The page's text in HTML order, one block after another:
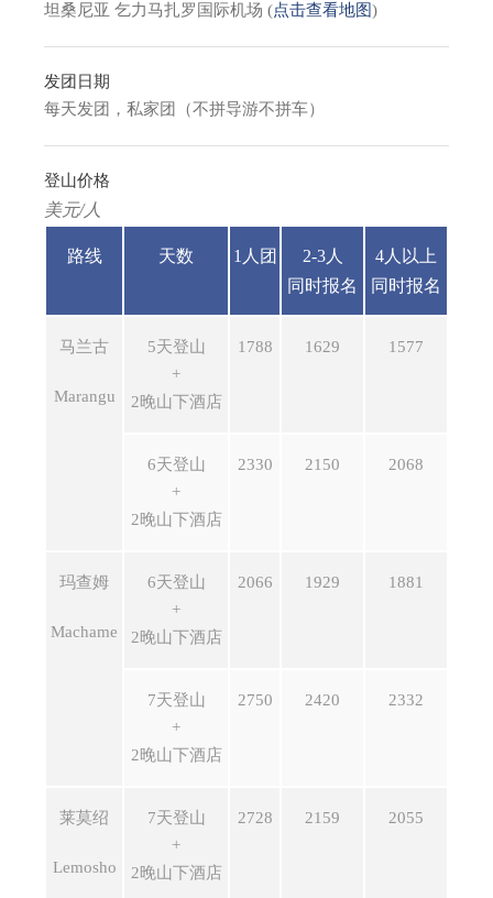
坦桑尼亚 乞力马扎罗国际机场 (点击查看地图)
发团日期
每天发团，私家团（不拼导游不拼车）
登山价格
美元/人
路线 天数 1人团
2-3人
同时报名
4人以上
同时报名
马兰古
Marangu
5天登山
+
2晚山下酒店
1788 1629 1577
6天登山
+
2晚山下酒店
2330 2150 2068
玛查姆
Machame
6天登山
+
2晚山下酒店
2066 1929 1881
7天登山
+
2晚山下酒店
2750 2420 2332
莱莫绍
Lemosho
7天登山
+
2晚山下酒店
2728 2159 2055